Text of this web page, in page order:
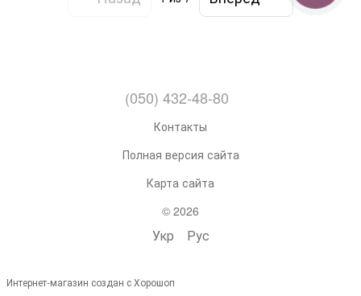
(050) 432-48-80
Контакты
Полная версия сайта
Карта сайта
© 2026
Укр Рус
Интернет-магазин создан с Хорошоп